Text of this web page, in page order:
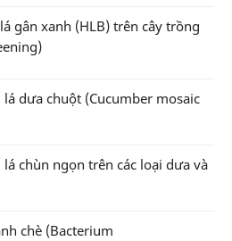
gân xanh (HLB) trên cây trồng
lá dưa chuột (Cucumber mosaic
lá chùn ngọn trên các loại dưa và
chè (Bacterium